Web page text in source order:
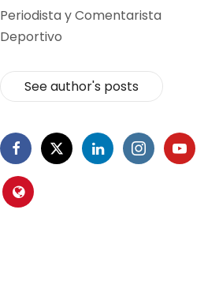
Periodista y Comentarista
Deportivo
See author's posts